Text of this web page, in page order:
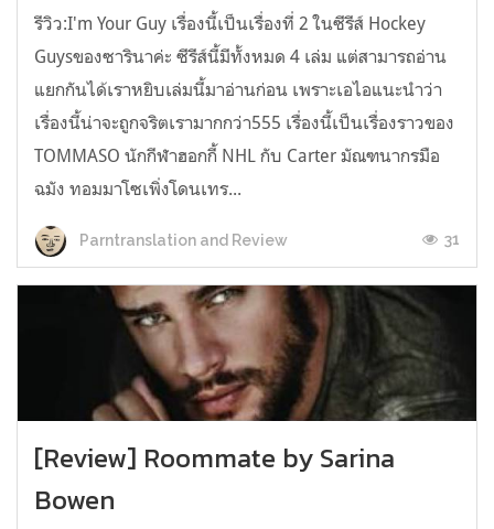
รีวิว:I'm Your Guy เรื่องนี้เป็นเรื่องที่ 2 ในซีรีส์ Hockey
Guysของซารินาค่ะ ซีรีส์นี้มีทั้งหมด 4 เล่ม แต่สามารถอ่าน
แยกกันได้เราหยิบเล่มนี้มาอ่านก่อน เพราะเอไอแนะนำว่า
เรื่องนี้น่าจะถูกจริตเรามากกว่า555 เรื่องนี้เป็นเรื่องราวของ
TOMMASO นักกีฬาฮอกกี้ NHL กับ Carter มัณฑนากรมือ
ฉมัง ทอมมาโซเพิ่งโดนเทร...
Parntranslation and Review 31
[Review] Roommate by Sarina
Bowen